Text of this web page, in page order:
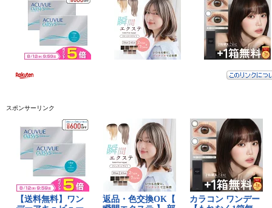
スポンサーリンク